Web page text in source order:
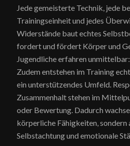
Jede gemeisterte Technik, jede
Trainingseinheit und jedes
Widerstände baut echtes
fordert und fördert Körper und
Jugendliche erfahren unmittelbar:
Zudem entstehen im Training
ein unterstützendes Umfeld.
Zusammenhalt stehen im
oder Bewertung. Dadurch
körperliche Fähigkeiten, sondern
Selbstachtung und emotionale